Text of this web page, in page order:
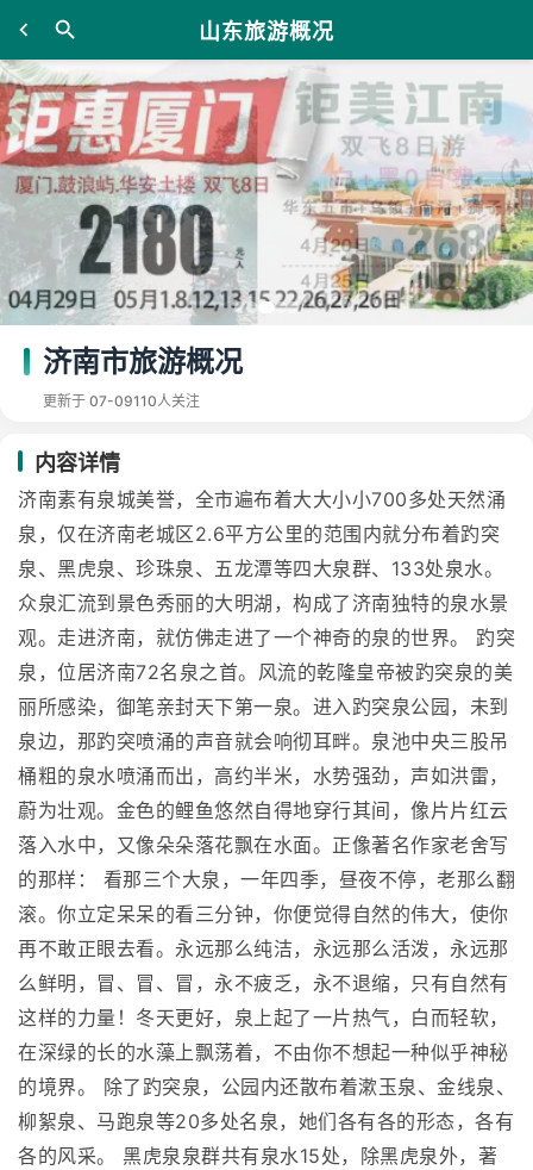
山东旅游概况
济南市旅游概况
更新于 07-09110人关注
内容详情
济南素有泉城美誉，全市遍布着大大小小700多处天然涌
泉，仅在济南老城区2.6平方公里的范围内就分布着趵突
泉、黑虎泉、珍珠泉、五龙潭等四大泉群、133处泉水。
众泉汇流到景色秀丽的大明湖，构成了济南独特的泉水景
观。走进济南，就仿佛走进了一个神奇的泉的世界。 趵突
泉，位居济南72名泉之首。风流的乾隆皇帝被趵突泉的美
丽所感染，御笔亲封天下第一泉。进入趵突泉公园，未到
泉边，那趵突喷涌的声音就会响彻耳畔。泉池中央三股吊
桶粗的泉水喷涌而出，高约半米，水势强劲，声如洪雷，
蔚为壮观。金色的鲤鱼悠然自得地穿行其间，像片片红云
落入水中，又像朵朵落花飘在水面。正像著名作家老舍写
的那样： 看那三个大泉，一年四季，昼夜不停，老那么翻
滚。你立定呆呆的看三分钟，你便觉得自然的伟大，使你
再不敢正眼去看。永远那么纯洁，永远那么活泼，永远那
么鲜明，冒、冒、冒，永不疲乏，永不退缩，只有自然有
这样的力量！冬天更好，泉上起了一片热气，白而轻软，
在深绿的长的水藻上飘荡着，不由你不想起一种似乎神秘
的境界。 除了趵突泉，公园内还散布着漱玉泉、金线泉、
柳絮泉、马跑泉等20多处名泉，她们各有各的形态，各有
各的风采。 黑虎泉泉群共有泉水15处，除黑虎泉外，著